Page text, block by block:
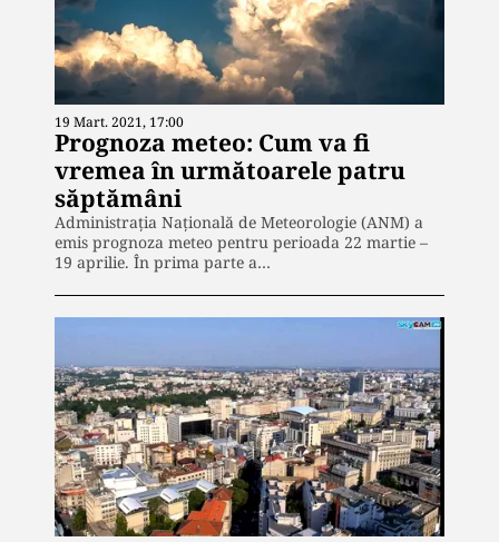
19 Mart. 2021, 17:00
Prognoza meteo: Cum va fi
vremea în următoarele patru
săptămâni
Administrația Națională de Meteorologie (ANM) a
emis prognoza meteo pentru perioada 22 martie –
19 aprilie. În prima parte a…